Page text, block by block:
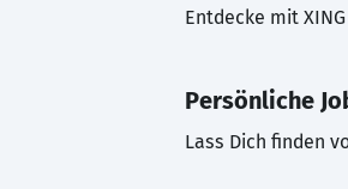
Entdecke mit
Persönliche
Lass Dich finden